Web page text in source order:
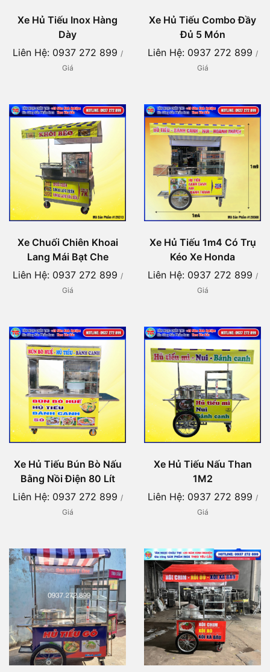
Xe Hủ Tiếu Inox Hàng
Dày
Liên Hệ: 0937 272 899 /
Giá
Xe Hủ Tiếu Combo Đầy
Đủ 5 Món
Liên Hệ: 0937 272 899 /
Giá
Xe Chuối Chiên Khoai
Lang Mái Bạt Che
Liên Hệ: 0937 272 899 /
Giá
Xe Hủ Tiếu 1m4 Có Trụ
Kéo Xe Honda
Liên Hệ: 0937 272 899 /
Giá
Xe Hủ Tiếu Bún Bò Nấu
Bằng Nồi Điện 80 Lít
Liên Hệ: 0937 272 899 /
Giá
Xe Hủ Tiếu Nấu Than
1M2
Liên Hệ: 0937 272 899 /
Giá